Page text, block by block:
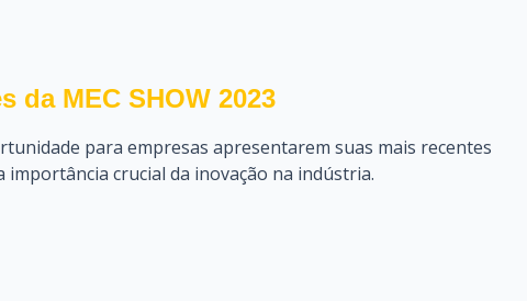
da MEC SHOW 2023
para empresas apresentarem suas mais recentes
importância crucial da inovação na indústria.